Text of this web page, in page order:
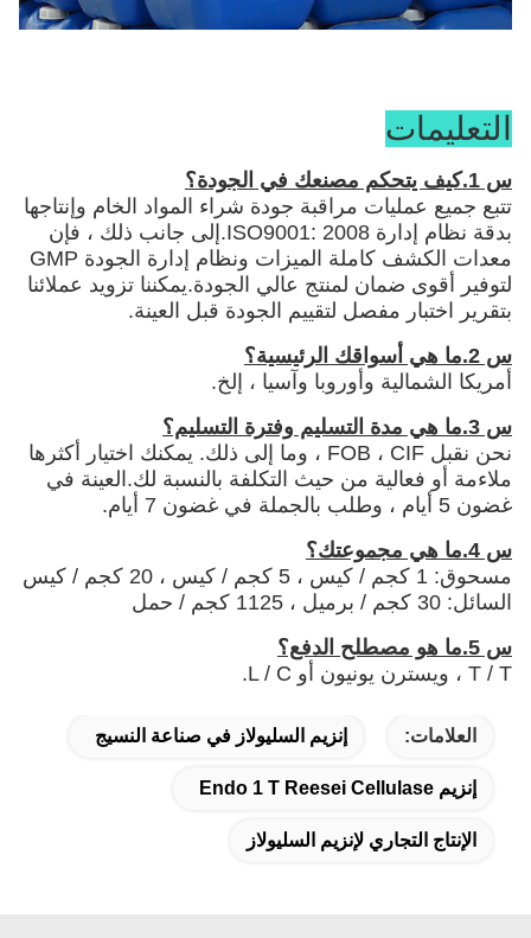
التعليمات
س 1.كيف يتحكم مصنعك في الجودة؟
تتبع جميع عمليات مراقبة جودة شراء المواد الخام وإنتاجها
بدقة نظام إدارة ISO9001: 2008.إلى جانب ذلك ، فإن
معدات الكشف كاملة الميزات ونظام إدارة الجودة GMP
لتوفير أقوى ضمان لمنتج عالي الجودة.يمكننا تزويد عملائنا
بتقرير اختبار مفصل لتقييم الجودة قبل العينة.
س 2.ما هي أسواقك الرئيسية؟
أمريكا الشمالية وأوروبا وآسيا ، إلخ.
س 3.ما هي مدة التسليم وفترة التسليم؟
نحن نقبل FOB ، CIF ، وما إلى ذلك. يمكنك اختيار أكثرها
ملاءمة أو فعالية من حيث التكلفة بالنسبة لك.العينة في
غضون 5 أيام ، وطلب بالجملة في غضون 7 أيام.
س 4.ما هي مجموعتك؟
مسحوق: 1 كجم / كيس ، 5 كجم / كيس ، 20 كجم / كيس
السائل: 30 كجم / برميل ، 1125 كجم / حمل
س 5.ما هو مصطلح الدفع؟
T / T ، ويسترن يونيون أو L / C.
العلامات: إنزيم السليولاز في صناعة النسيج
إنزيم Endo 1 T Reesei Cellulase
الإنتاج التجاري لإنزيم السليولاز